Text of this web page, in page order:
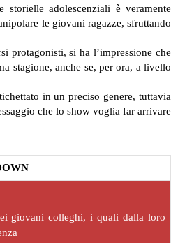
adolescenziali è veramente
le giovani ragazze, sfruttando
protagonisti, si ha l’impressione che
stagione, anche se, per ora, a livello
in un preciso genere, tuttavia
che lo show voglia far arrivare
giovani colleghi, i quali dalla loro